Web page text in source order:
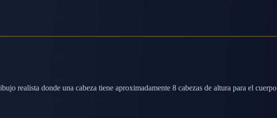
realista donde una cabeza tiene aproximadamente 8 cabezas de altura para el cuerpo